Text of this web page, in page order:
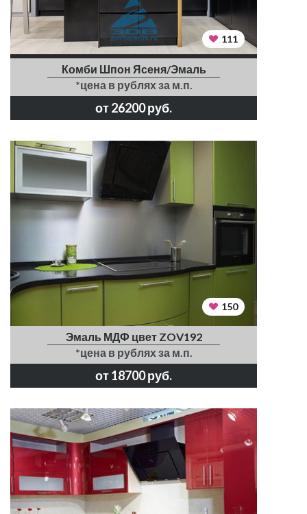
111
Комби Шпон Ясеня/Эмаль
*цена в рублях за м.п.
от 26200 руб.
150
Эмаль МДФ цвет ZOV192
*цена в рублях за м.п.
от 18700 руб.